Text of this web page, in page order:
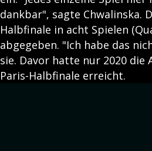
dankbar", sagte Chwalinska.
Halbfinale in acht Spielen
abgegeben. "Ich habe das
sie. Davor hatte nur 2020
Paris-Halbfinale erreicht.